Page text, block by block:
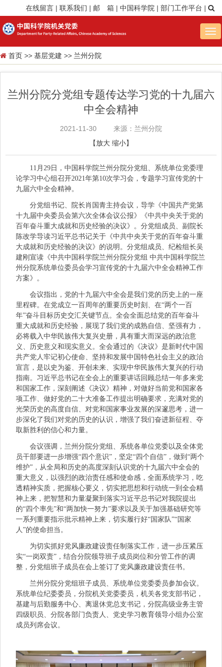
在线留言 | 联系我们 | 邮 箱 | 中国科学院 | 部门工作平台 |
首页 >> 基层党建 >> 兰州分院
兰州分院分党组专题传达学习党的十九届六
中全会精神
2021-11-30
来源：兰州分院
【放大 缩小】
11月29日，中国科学院兰州分院分党组、系统单位党委理
论学习中心组召开2021年第10次学习会，专题学习宣传党的十
九届六中全会精神。
分党组书记、院长肖国青主持会议，导学《中国共产党第
十九届中央委员会第六次全体会议公报》《中共中央关于党的
百年奋斗重大成就和历史经验的决议》。分党组成员、副院长
陈改学导读习近平总书记关于《中共中央关于党的百年奋斗重
大成就和历史经验的决议》的说明。分党组成员、纪检组长吴
建刚宣读《中共中国科学院兰州分院分党组 中共中国科学院兰
州分院系统单位委员会学习宣传党的十九届六中全会精神工作
方案》。
会议指出，党的十九届六中全会是我们党的历史上的一座
里程碑。在党成立一百周年的重要历史时刻、在“两个一百
年”奋斗目标历史交汇关键节点。全会全面总结党的百年奋斗
重大成就和历史经验，展现了我们党的成熟自信、坚强有力，
必将载入中华民族伟大复兴史册，具有重大而深远的政治意
义、历史意义和现实意义。全会通过的《决议》是新时代中国
共产党人牢记初心使命、坚持和发展中国特色社会主义的政治
宣言，是以史为鉴、开创未来、实现中华民族伟大复兴的行动
指南。习近平总书记在全会上的重要讲话回顾总结一年多来党
和国家工作，深刻阐述《决议》精神，对做好当前党和国家各
项工作、做好党的二十大准备工作提出明确要求，充满对党的
光荣历史的高度自信、对党和国家事业发展的深邃思考，进一
步深化了我们对党的历史的认识，增强了我们奋进新征程、夺
取新胜利的信心和力量。
会议强调，兰州分院分党组、系统各单位党委以及全体党
员干部要进一步增强“四个意识”，坚定“四个自信”，做到“两个
维护”，从全局和历史的高度深刻认识党的十九届六中全会的
重大意义，以强烈的政治责任感和使命感，全面系统学习，吃
透精神实质，把握核心要义，切实把思想和行动统一到全会精
神上来，把智慧和力量凝聚到落实习近平总书记对我院提出
的“四个率先”和“两加快一努力”要求以及关于加强基础研究等
一系列重要指示批示精神上来，切实履行好“国家队”“国家
人”的使命担当。
为切实抓好党风廉政建设责任制落实工作，进一步压紧压
实“一岗双责”，结合分院领导班子成员岗位和分管工作的调
整，分党组班子成员在会上签订了党风廉政建设责任书。
兰州分院分党组班子成员、系统单位党委委员参加会议。
系统单位纪委委员，分院机关党委委员，机关各党支部书记，
基建与后勤服务中心、离退休党总支书记，分院高级业务主管
四级职员、分院各部门负责人、党史学习教育领导小组办公室
成员列席会议。